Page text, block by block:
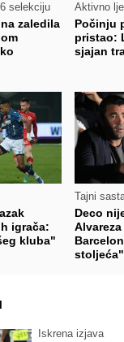
selekciju
zaledila
Aktivno
Počinju
pristao:
sjajan
igrača:
kluba"
Tajni
Deco
Iskrena izjava